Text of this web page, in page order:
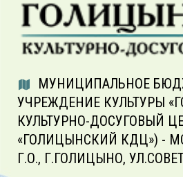
МУНИЦИПАЛЬНОЕ
УЧРЕЖДЕНИЕ КУЛЬТУРЫ
КУЛЬТУРНО-ДОСУГОВЫЙ
«ГОЛИЦЫНСКИЙ КДЦ») -
Г.О., Г.ГОЛИЦЫНО,